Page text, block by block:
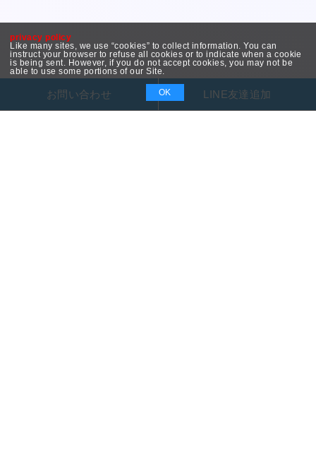
privacy policy
Like many sites, we use “cookies” to collect information. You can
instruct your browser to refuse all cookies or to indicate when a cookie
is being sent. However, if you do not accept cookies, you may not be
able to use some portions of our Site.
OK
お問い合わせ LINE友達追加